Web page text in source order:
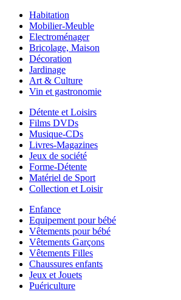
Habitation
Mobilier-Meuble
Electroménager
Bricolage, Maison
Décoration
Jardinage
Art & Culture
Vin et gastronomie
Détente et Loisirs
Films DVDs
Musique-CDs
Livres-Magazines
Jeux de société
Forme-Détente
Matériel de Sport
Collection et Loisir
Enfance
Equipement pour bébé
Vêtements pour bébé
Vêtements Garçons
Vêtements Filles
Chaussures enfants
Jeux et Jouets
Puériculture